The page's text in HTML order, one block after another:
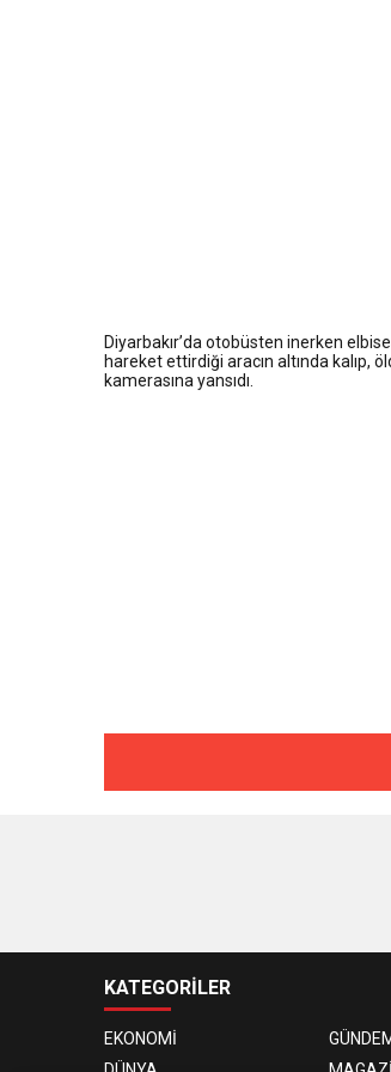
Diyarbakır’da otobüsten inerken
hareket ettirdiği aracın altında kalıp,
kamerasına yansıdı.
KATEGORİLER
EKONOMİ